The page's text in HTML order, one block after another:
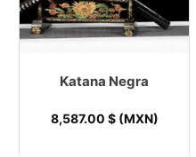
Katana Negra
8,587.00 $ (MXN)